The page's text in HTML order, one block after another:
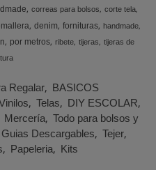
correas para bolsos corte tela
denim fornituras handmade
por metros ribete tijeras tijeras de
Regalar BASICOS
Telas DIY ESCOLAR
Mercería Todo para bolsos y
Descargables Tejer
Papeleria Kits